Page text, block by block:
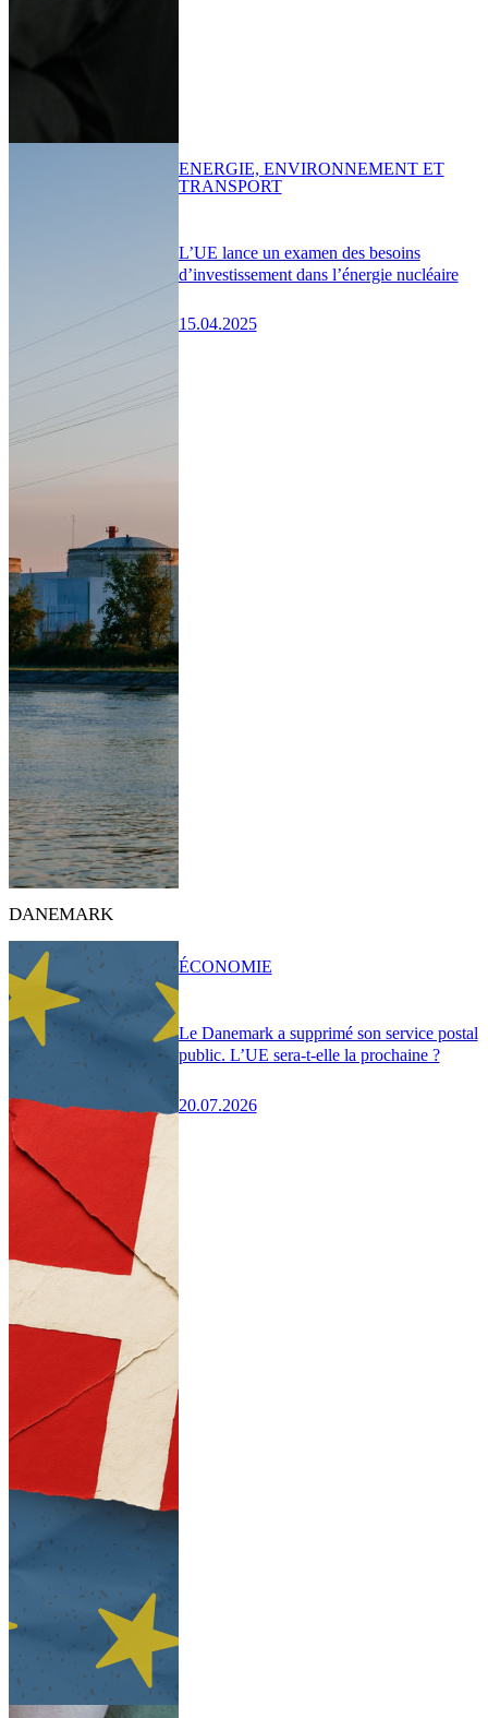
L’UE lance un examen des besoins
d’investissement dans l’énergie nucléaire
15.04.2025
ENERGIE, ENVIRONNEMENT ET
TRANSPORT
DANEMARK
Le Danemark a supprimé son service postal
public. L’UE sera-t-elle la prochaine ?
20.07.2026
ÉCONOMIE